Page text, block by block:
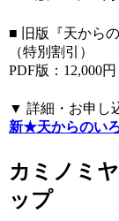
■ 旧版『天から
（特別割引）
PDF版：12,000
▼ 詳細・お申し
新★天からのい
カミノミ
ップ